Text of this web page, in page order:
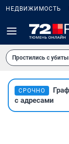
НЕДВИЖИМОСТЬ
Простились с
СРОЧНО
с адресами